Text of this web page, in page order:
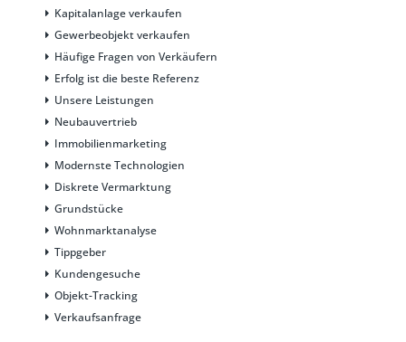
Kapitalanlage verkaufen
Gewerbeobjekt verkaufen
Häufige Fragen von Verkäufern
Erfolg ist die beste Referenz
Unsere Leistungen
Neubauvertrieb
Immobilienmarketing
Modernste Technologien
Diskrete Vermarktung
Grundstücke
Wohnmarktanalyse
Tippgeber
Kundengesuche
Objekt-Tracking
Verkaufsanfrage